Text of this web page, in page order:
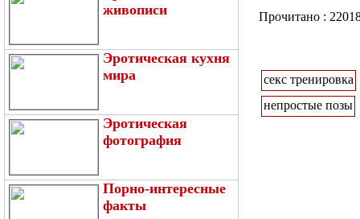
живописи
Эротическая кухня
мира
Эротическая
фотография
Порно-интересные
факты
Прочитано :
секс тренировка
непростые позы